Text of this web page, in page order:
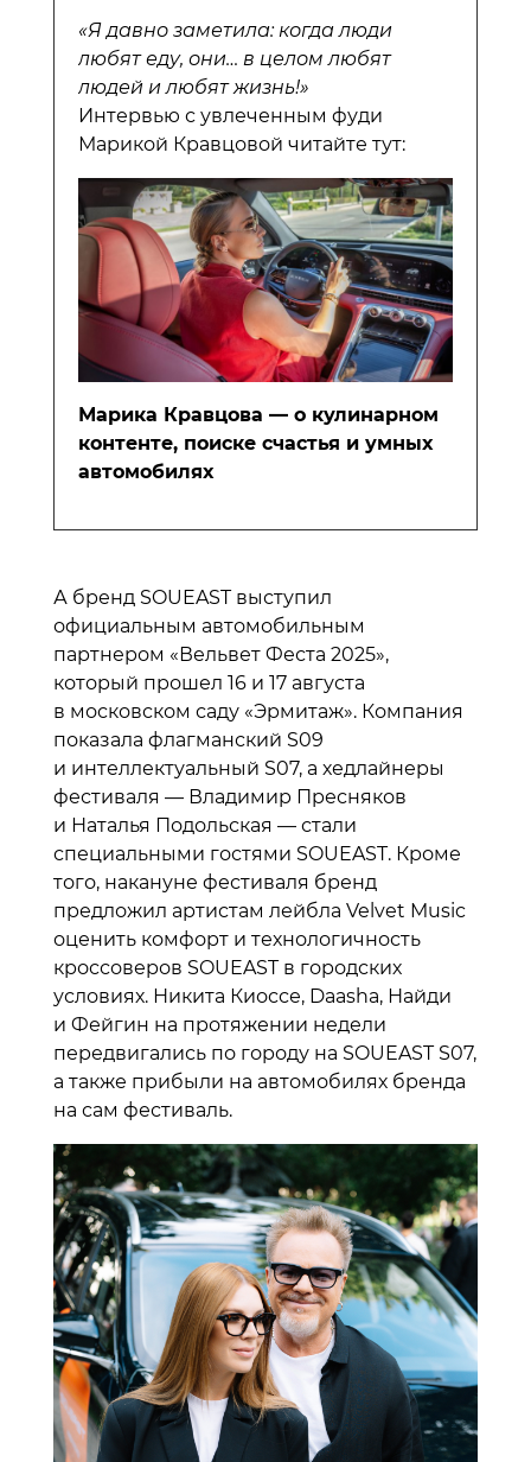
«Я давно заметила: когда люди
любят еду, они… в целом любят
людей и любят жизнь!»
Интервью с увлеченным фуди
Марикой Кравцовой читайте тут:
Марика Кравцова — о кулинарном
контенте, поиске счастья и умных
автомобилях
А бренд SOUEAST выступил
официальным автомобильным
партнером «Вельвет Феста 2025»,
который прошел 16 и 17 августа
в московском саду «Эрмитаж». Компания
показала флагманский S09
и интеллектуальный S07, а хедлайнеры
фестиваля — Владимир Пресняков
и Наталья Подольская — стали
специальными гостями SOUEAST. Кроме
того, накануне фестиваля бренд
предложил артистам лейбла Velvet Music
оценить комфорт и технологичность
кроссоверов SOUEAST в городских
условиях. Никита Киоссе, Daasha, Найди
и Фейгин на протяжении недели
передвигались по городу на SOUEAST S07,
а также прибыли на автомобилях бренда
на сам фестиваль.